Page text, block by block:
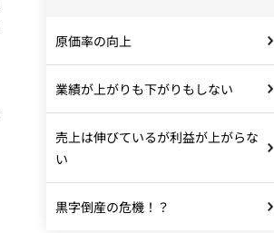
原価率の向上
業績が上がりも下がりもしない
売上は伸びているが利益が上がらな
い
黒字倒産の危機！？